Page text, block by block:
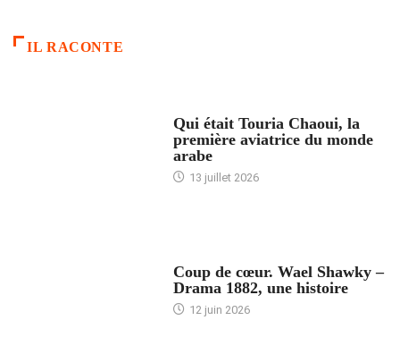
IL RACONTE
Qui était Touria Chaoui, la
première aviatrice du monde
arabe
13 juillet 2026
Coup de cœur. Wael Shawky –
Drama 1882, une histoire
12 juin 2026